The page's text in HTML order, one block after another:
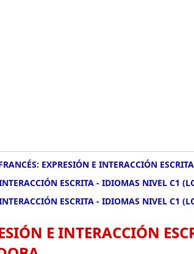
EXPRESIÓN E INTERACCIÓN
ESCRITA - IDIOMAS NIVEL C1
ESCRITA - IDIOMAS NIVEL C1
E INTERACCIÓN